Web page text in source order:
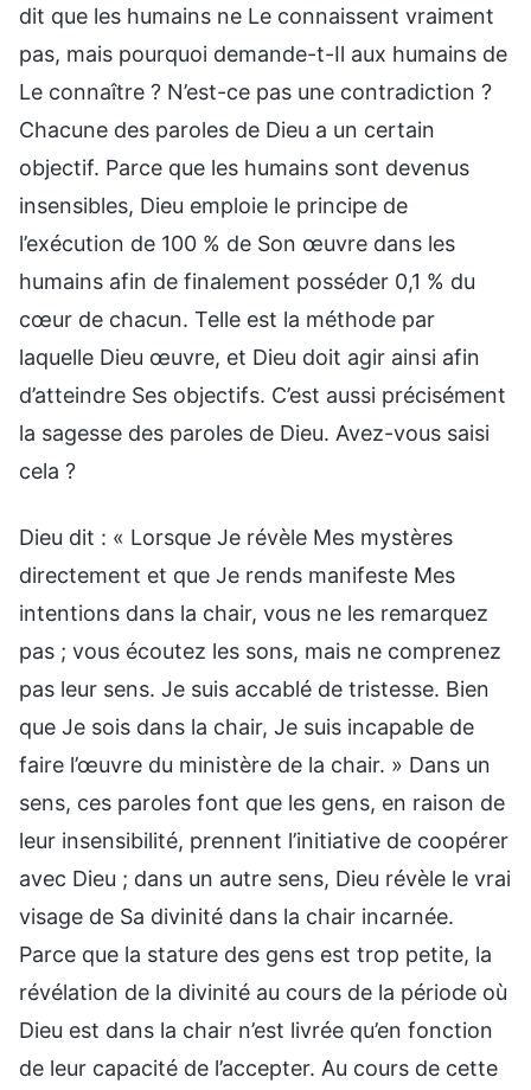
dit que les humains ne Le connaissent vraiment
pas, mais pourquoi demande-t-Il aux humains de
Le connaître ? N’est-ce pas une contradiction ?
Chacune des paroles de Dieu a un certain
objectif. Parce que les humains sont devenus
insensibles, Dieu emploie le principe de
l’exécution de 100 % de Son œuvre dans les
humains afin de finalement posséder 0,1 % du
cœur de chacun. Telle est la méthode par
laquelle Dieu œuvre, et Dieu doit agir ainsi afin
d’atteindre Ses objectifs. C’est aussi précisément
la sagesse des paroles de Dieu. Avez-vous saisi
cela ?
Dieu dit : « Lorsque Je révèle Mes mystères
directement et que Je rends manifeste Mes
intentions dans la chair, vous ne les remarquez
pas ; vous écoutez les sons, mais ne comprenez
pas leur sens. Je suis accablé de tristesse. Bien
que Je sois dans la chair, Je suis incapable de
faire l’œuvre du ministère de la chair. » Dans un
sens, ces paroles font que les gens, en raison de
leur insensibilité, prennent l’initiative de coopérer
avec Dieu ; dans un autre sens, Dieu révèle le vrai
visage de Sa divinité dans la chair incarnée.
Parce que la stature des gens est trop petite, la
révélation de la divinité au cours de la période où
Dieu est dans la chair n’est livrée qu’en fonction
de leur capacité de l’accepter. Au cours de cette